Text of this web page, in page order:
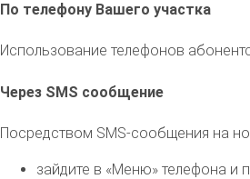
По телефону Вашего участка
Использование телефонов
Через SMS сообщение
Посредством SMS-сообщения на
зайдите в «Меню» телефона и